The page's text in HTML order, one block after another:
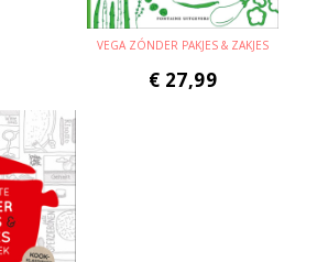
VEGA ZÓNDER PAKJES & ZAKJES
€ 27,99